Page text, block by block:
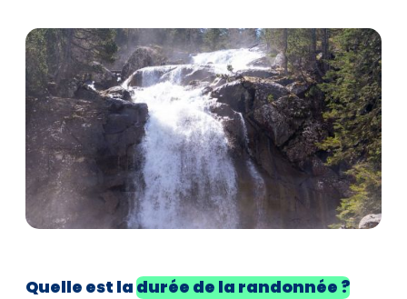
Quelle est ladurée de la randonnée ?